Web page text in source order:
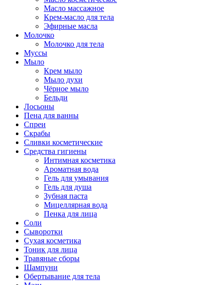
Масло массажное
Крем-масло для тела
Эфирные масла
Молочко
Молочко для тела
Муссы
Мыло
Крем мыло
Мыло духи
Чёрное мыло
Бельди
Лосьоны
Пена для ванны
Спреи
Скрабы
Сливки косметические
Средства гигиены
Интимная косметика
Ароматная вода
Гель для умывания
Гель для душа
Зубная паста
Мицеллярная вода
Пенка для лица
Соли
Сыворотки
Сухая косметика
Тоник для лица
Травяные сборы
Шампуни
Обертывание для тела